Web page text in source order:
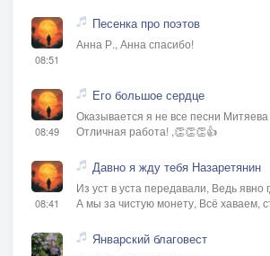
08:51
Песенка про поэтов
Анна Р., Анна спасибо!
08:49
Его большое сердце
Оказывается я не все песни
Отличная работа! ,👏👏👏👍
08:41
Давно я жду тебя Назаретянин
Из уст в уста передавали, Ведь явно
А мы за чистую монету, Всё хаваем,
Январский благовест